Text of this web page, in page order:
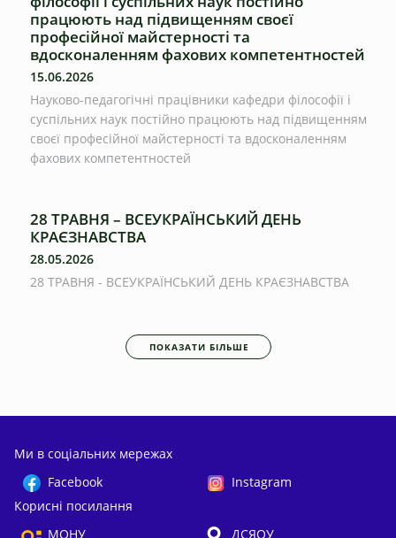
працюють над підвищенням своєї
професійної майстерності та
вдосконаленням фахових компетентностей
15.06.2026
Науково-педагогічні працівники кафедри філософії і
суспільних наук постійно працюють над підвищенням
своєї професійної майстерності та вдосконаленням
фахових компетентностей
28 ТРАВНЯ – ВСЕУКРАЇНСЬКИЙ ДЕНЬ
КРАЄЗНАВСТВА
28.05.2026
28 ТРАВНЯ - ВСЕУКРАЇНСЬКИЙ ДЕНЬ КРАЄЗНАВСТВА
ПОКАЗАТИ БІЛЬШЕ
Ми в соціальних мережах
Facebook
Instagram
Корисні посилання
МОНУ
ДСЯОУ